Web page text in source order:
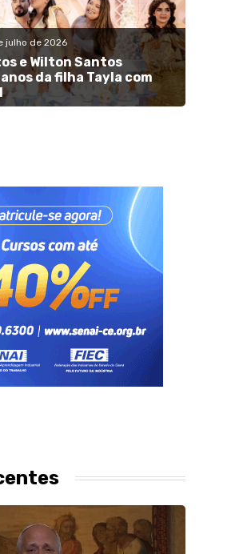
julho de 2026
e Wilton Santos
da filha Tayla com